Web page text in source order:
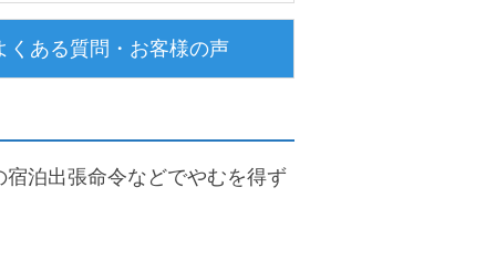
くある質問・お客様の声
泊出張命令などでやむを得ず